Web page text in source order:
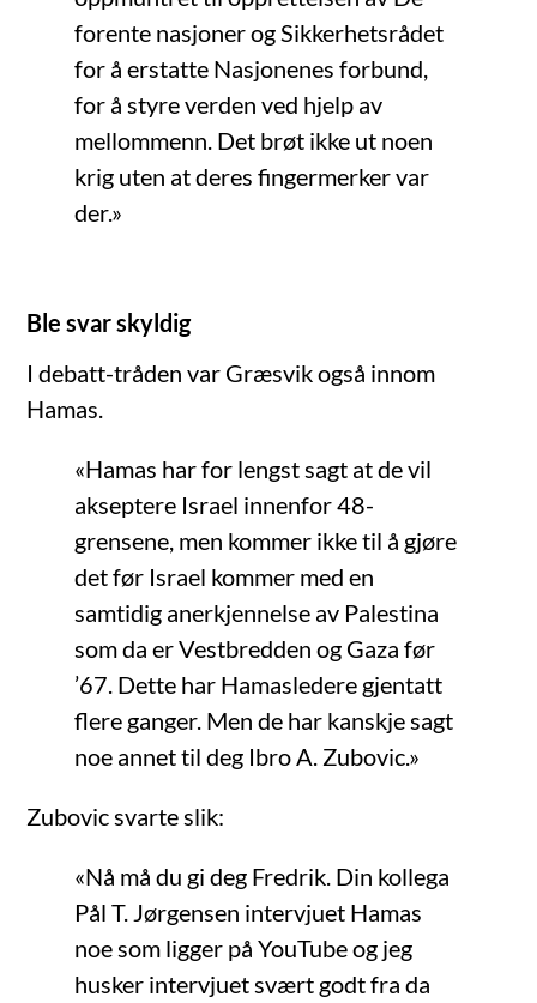
forente nasjoner og Sikkerhetsrådet
for å erstatte Nasjonenes forbund,
for å styre verden ved hjelp av
mellommenn. Det brøt ikke ut noen
krig uten at deres fingermerker var
der.»
Ble svar skyldig
I debatt-tråden var Græsvik også innom
Hamas.
«Hamas har for lengst sagt at de vil
akseptere Israel innenfor 48-
grensene, men kommer ikke til å gjøre
det før Israel kommer med en
samtidig anerkjennelse av Palestina
som da er Vestbredden og Gaza før
’67. Dette har Hamasledere gjentatt
flere ganger. Men de har kanskje sagt
noe annet til deg Ibro A. Zubovic.»
Zubovic svarte slik:
«Nå må du gi deg Fredrik. Din kollega
Pål T. Jørgensen intervjuet Hamas
noe som ligger på YouTube og jeg
husker intervjuet svært godt fra da